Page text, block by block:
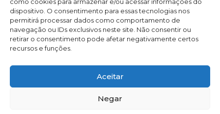
dispositivo. O consentimento para essas tecnologias nos
permitirá processar dados como comportamento de
navegação ou IDs exclusivos neste site. Não consentir ou
retirar o consentimento pode afetar negativamente certos
recursos e funções.
Aceitar
Negar
Email: 76cnbot@botanica.org.br
76º Congresso Nacional de Botânica & XV Encontro de
© 2026 – Todos os direitos reservados